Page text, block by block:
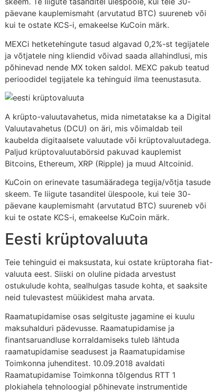
päevane kauplemismaht (arvutatud BTC) suureneb või
kui te ostate KCS-i, emakeelse KuCoin märk.
MEXCi hetketehingute tasud algavad 0,2%-st tegijatele
ja võtjatele ning kliendid võivad saada allahindlusi, mis
põhinevad nende MX token saldol. MEXC pakub teatud
perioodidel tegijatele ka tehinguid ilma teenustasuta.
A krüpto-valuutavahetus, mida nimetatakse ka a Digital
Valuutavahetus (DCU) on äri, mis võimaldab teil
kaubelda digitaalsete valuutade või krüptovaluutadega.
Paljud krüptovaluutabörsid pakuvad kauplemist
Bitcoins, Ethereum, XRP (Ripple) ja muud Altcoinid.
KuCoin on erinevate tasumääradega tegija/võtja tasude
skeem. Te liigute tasanditel ülespoole, kui teie 30-
päevane kauplemismaht (arvutatud BTC) suureneb või
kui te ostate KCS-i, emakeelse KuCoin märk.
Eesti krüptovaluuta
Teie tehinguid ei maksustata, kui ostate krüptoraha fiat-
valuuta eest. Siiski on oluline pidada arvestust
ostukulude kohta, sealhulgas tasude kohta, et saaksite
neid tulevastest müükidest maha arvata.
Raamatupidamise osas selgituste jagamine ei kuulu
maksuhalduri pädevusse. Raamatupidamise ja
finantsaruandluse korraldamiseks tuleb lähtuda
raamatupidamise seadusest ja Raamatupidamise
Toimkonna juhenditest. 10.09.2018 avaldati
Raamatupidamise Toimkonna tõlgendus RTT 1
plokiahela tehnoloogial põhinevate instrumentide